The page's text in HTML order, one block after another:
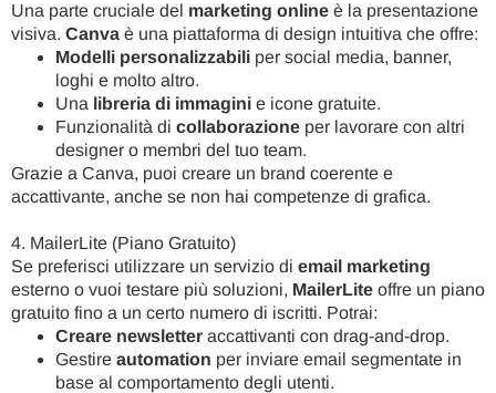
Una parte cruciale del marketing online è la presentazione
visiva. Canva è una piattaforma di design intuitiva che offre:
Modelli personalizzabili per social media, banner,
loghi e molto altro.
Una libreria di immagini e icone gratuite.
Funzionalità di collaborazione per lavorare con altri
designer o membri del tuo team.
Grazie a Canva, puoi creare un brand coerente e
accattivante, anche se non hai competenze di grafica.
4. MailerLite (Piano Gratuito)
Se preferisci utilizzare un servizio di email marketing
esterno o vuoi testare più soluzioni, MailerLite offre un piano
gratuito fino a un certo numero di iscritti. Potrai:
Creare newsletter accattivanti con drag-and-drop.
Gestire automation per inviare email segmentate in
base al comportamento degli utenti.